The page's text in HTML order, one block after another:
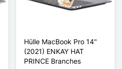
Hülle MacBook Pro 14"
(2021) ENKAY HAT
PRINCE Branches